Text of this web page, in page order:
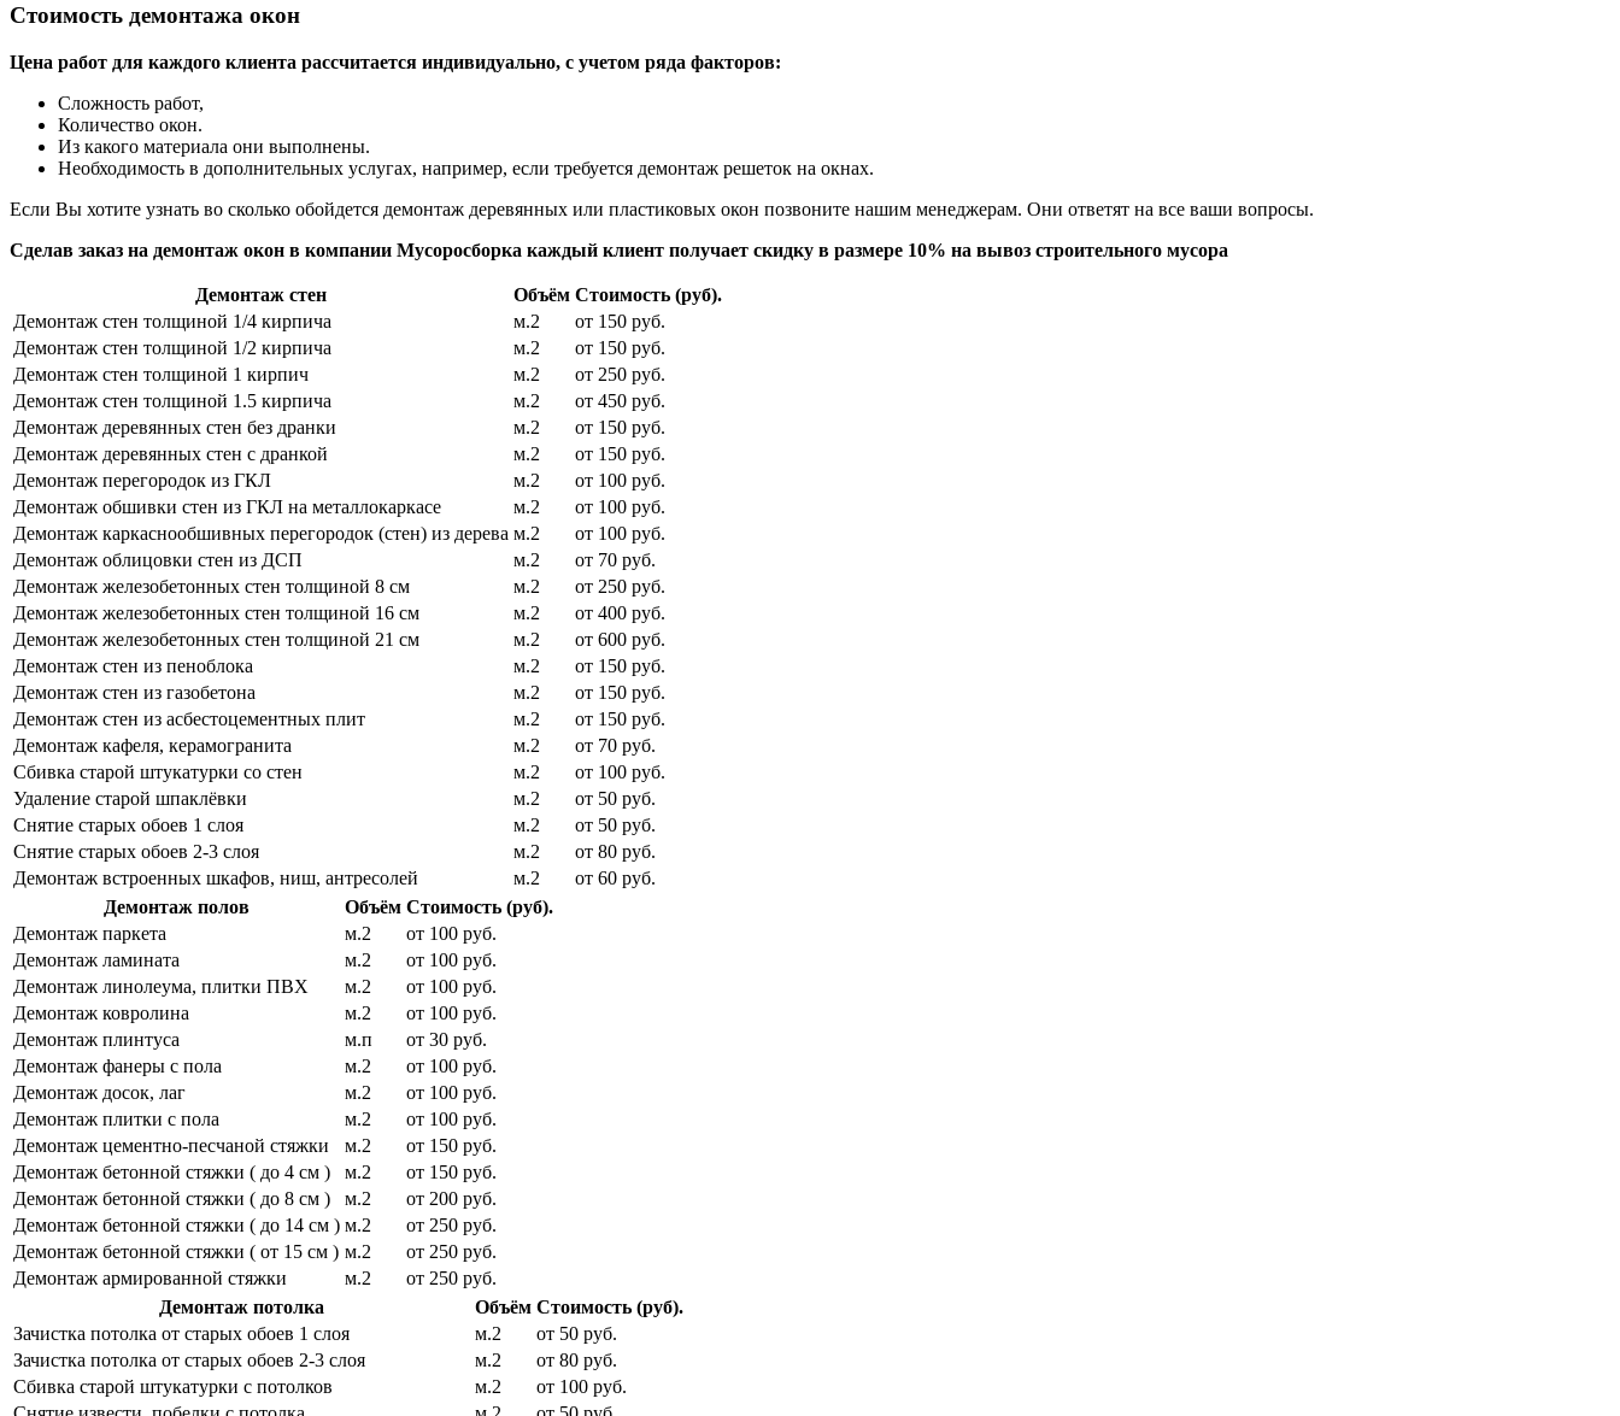
Стоимость демонтажа окон
Цена работ для каждого клиента рассчитается индивидуально, с учетом ряда факторов:
Сложность работ,
Количество окон.
Из какого материала они выполнены.
Необходимость в дополнительных услугах, например, если требуется демонтаж решеток на окнах.
Если Вы хотите узнать во сколько обойдется демонтаж деревянных или пластиковых окон позвоните нашим менеджерам. Они ответят на все ваши вопросы.
Сделав заказ на демонтаж окон в компании Мусоросборка каждый клиент получает скидку в размере 10% на вывоз строительного мусора
Демонтаж стен Объём Стоимость (руб).
Демонтаж стен толщиной 1/4 кирпича
м.2
от 150 руб.
Демонтаж стен толщиной 1/2 кирпича
м.2
от 150 руб.
Демонтаж стен толщиной 1 кирпич
м.2
от 250 руб.
Демонтаж стен толщиной 1.5 кирпича
м.2
от 450 руб.
Демонтаж деревянных стен без дранки
м.2
от 150 руб.
Демонтаж деревянных стен с дранкой
м.2
от 150 руб.
Демонтаж перегородок из ГКЛ
м.2
от 100 руб.
Демонтаж обшивки стен из ГКЛ на металлокаркасе
м.2
от 100 руб.
Демонтаж каркаснообшивных перегородок (стен) из дерева м.2
от 100 руб.
Демонтаж облицовки стен из ДСП
м.2
от 70 руб.
Демонтаж железобетонных стен толщиной 8 см
м.2
от 250 руб.
Демонтаж железобетонных стен толщиной 16 см
м.2
от 400 руб.
Демонтаж железобетонных стен толщиной 21 см
м.2
от 600 руб.
Демонтаж стен из пеноблока
м.2
от 150 руб.
Демонтаж стен из газобетона
м.2
от 150 руб.
Демонтаж стен из асбестоцементных плит
м.2
от 150 руб.
Демонтаж кафеля, керамогранита
м.2
от 70 руб.
Сбивка старой штукатурки со стен
м.2
от 100 руб.
Удаление старой шпаклёвки
м.2
от 50 руб.
Снятие старых обоев 1 слоя
м.2
от 50 руб.
Снятие старых обоев 2-3 слоя
м.2
от 80 руб.
Демонтаж встроенных шкафов, ниш, антресолей
м.2
от 60 руб.
Демонтаж полов
Объём Стоимость (руб).
Демонтаж паркета
м.2
от 100 руб.
Демонтаж ламината
м.2
от 100 руб.
Демонтаж линолеума, плитки ПВХ
м.2
от 100 руб.
Демонтаж ковролина
м.2
от 100 руб.
Демонтаж плинтуса
м.п
от 30 руб.
Демонтаж фанеры с пола
м.2
от 100 руб.
Демонтаж досок, лаг
м.2
от 100 руб.
Демонтаж плитки с пола
м.2
от 100 руб.
Демонтаж цементно-песчаной стяжки
м.2
от 150 руб.
Демонтаж бетонной стяжки ( до 4 см )
м.2
от 150 руб.
Демонтаж бетонной стяжки ( до 8 см )
м.2
от 200 руб.
Демонтаж бетонной стяжки ( до 14 см ) м.2
от 250 руб.
Демонтаж бетонной стяжки ( от 15 см ) м.2
от 250 руб.
Демонтаж армированной стяжки
м.2
от 250 руб.
Демонтаж потолка
Объём Стоимость (руб).
Зачистка потолка от старых обоев 1 слоя
м.2
от 50 руб.
Зачистка потолка от старых обоев 2-3 слоя
м.2
от 80 руб.
Сбивка старой штукатурки с потолков
м.2
от 100 руб.